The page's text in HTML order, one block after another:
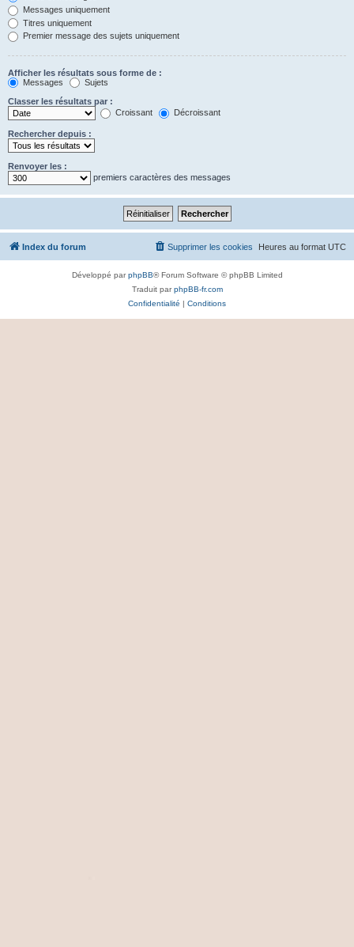
Messages uniquement
Titres uniquement
Premier message des sujets uniquement
Afficher les résultats sous forme de :
Messages
Sujets
Classer les résultats par :
Croissant
Décroissant
Rechercher depuis :
Renvoyer les :
premiers caractères des messages
Index du forum Heures au format UTC
Supprimer les cookies
Développé parphpBB® Forum Software © phpBB Limited
Traduit parphpBB-fr.com
Confidentialité
Conditions